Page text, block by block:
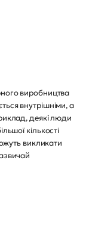
виробництва
внутрішніми, а
деякі люди
кількості
викликати